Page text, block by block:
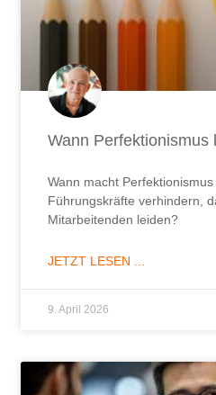
Wann
Wann macht
Führungskräfte verhindern,
Mitarbeitenden leiden?
JETZT LESEN ...
9. April 2026